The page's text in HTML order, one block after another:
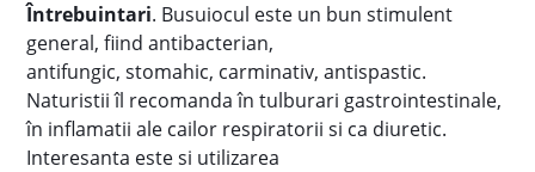
Întrebuintari. Busuiocul este un bun stimulent
general, fiind antibacterian,
antifungic, stomahic, carminativ, antispastic.
Naturistii îl recomanda în tulburari gastrointestinale,
în inflamatii ale cailor respiratorii si ca diuretic.
Interesanta este si utilizarea